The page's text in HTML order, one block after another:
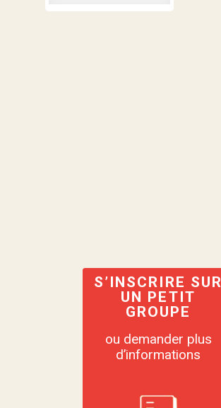
S’INSCRIRE SUR
UN PETIT
GROUPE
ou demander plus
d’informations